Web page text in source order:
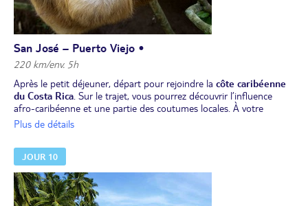
San José – Puerto Viejo •
220 km/env. 5h
Après le petit déjeuner, départ pour rejoindre la côte caribéenne
du Costa Rica. Sur le trajet, vous pourrez découvrir l’influence
afro-caribéenne et une partie des coutumes locales. À votre
arrivée, vousvisiterez le Parc National Cahuita
flore et la faune qui l'habitent, à commencer par les perroquets, les
toucans, les singes et les rongeurs, parmi bien d'autres espèces.
Déjeuner libre.
Reste de l’après-midi libre afin de profiter de la plage.
Dîner et nuit à l’hôtel à Puerto Viejo.
Plus de détails
JOUR 10